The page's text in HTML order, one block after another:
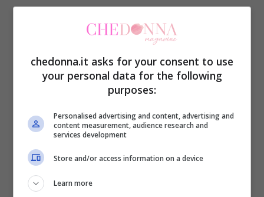
parliamo di anni. Erano giorni in cui ti
Patrizia: “Io non critico la nomination, ma
per aver mentito, perché sei falsa e
schifosa perché mi hai fatto inveire contro
persone che non c’entravano nulla”
Mariana: “Quando c’era la prova costume
chedonna.it asks for your consent to use
your personal data for the following
purposes:
Personalised advertising and content, advertising and
content measurement, audience research and
services development
Store and/or access information on a device
Learn more